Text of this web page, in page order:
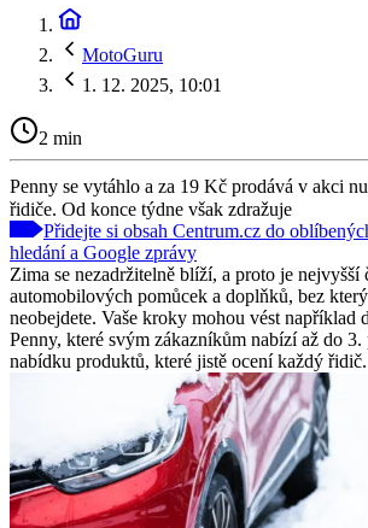
MotoGuru
1. 12. 2025, 10:01
2 min
Penny se vytáhlo a za 19 Kč prodává v akci
řidiče. Od konce týdne však zdražuje
Přidejte si obsah Centrum.cz do
hledání a Google zprávy
Zima se nezadržitelně blíží, a proto je nejvyšší
automobilových pomůcek a doplňků, bez
neobejdete. Vaše kroky mohou vést například
Penny, které svým zákazníkům nabízí až do 3.
nabídku produktů, které jistě ocení každý řidič.